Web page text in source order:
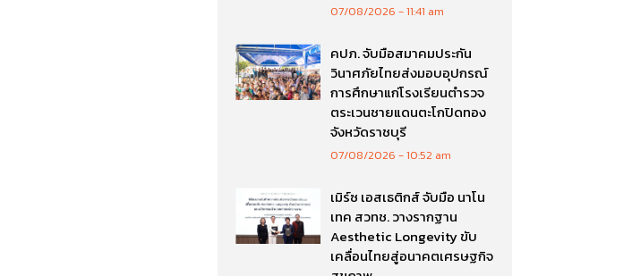
07/08/2026 11:41 am
คปภ. จับมือสมาคมประกัน
วินาศภัยไทยส่งมอบอุปกรณ์
การศึกษาแก่โรงเรียนตำรวจ
ตระเวนชายแดนตะโกปิดทอง
จังหวัดราชบุรี
07/08/2026 10:52 am
เมิร์ซ เอสเธติกส์ จับมือ นาโน
เทค สวทช. วางรากฐาน
Aesthetic Longevity ขับ
เคลื่อนไทยสู่อนาคตเศรษฐกิจ